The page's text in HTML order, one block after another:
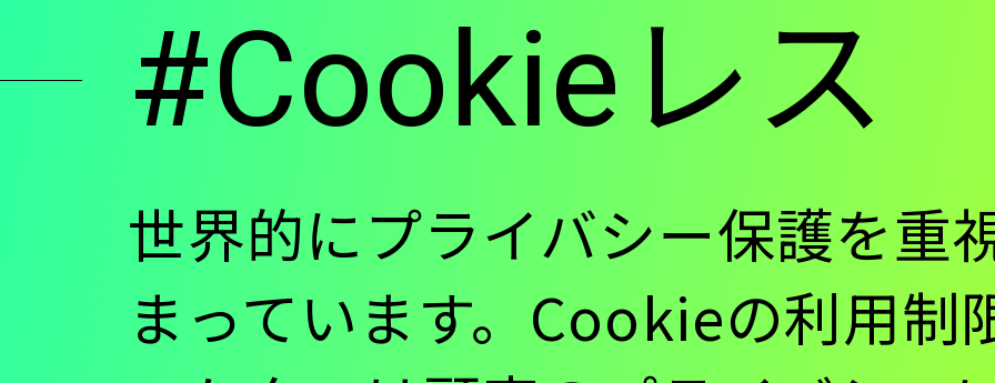
ー
-
メ
#Cookieレス
世界的にプライバシー保護を重
まっています。Cookieの利用制